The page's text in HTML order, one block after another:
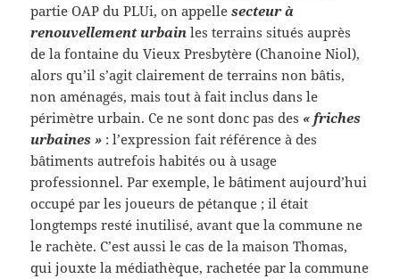
partie OAP du PLUi, on appellesecteur à
renouvellement urbain les terrains situés auprès
de la fontaine du Vieux Presbytère (Chanoine Niol),
alors qu’il s’agit clairement de terrains non bâtis,
non aménagés, mais tout à fait inclus dans le
périmètre urbain. Ce ne sont donc pas des « friches
urbaines » : l’expression fait référence à des
bâtiments autrefois habités ou à usage
professionnel. Par exemple, le bâtiment aujourd’hui
occupé par les joueurs de pétanque ; il était
longtemps resté inutilisé, avant que la commune ne
le rachète. C’est aussi le cas de la maison Thomas,
qui jouxte la médiathèque, rachetée par la commune